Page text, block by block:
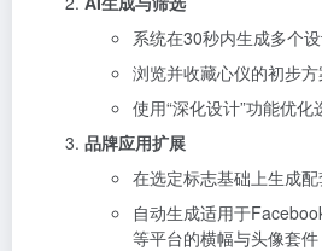
系统在30秒内生成多个
浏览并收藏心仪的初步方
使用“深化设计”功能优化
品牌应用扩展
在选定标志基础上生成
自动生成适用于
等平台的横幅与头像套件